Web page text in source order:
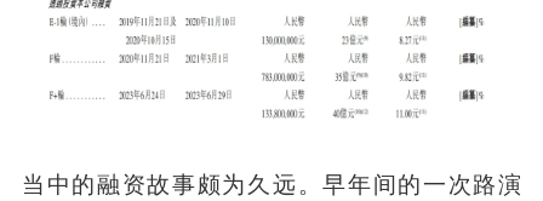
当中的融资故事颇为久远。早年间的一次路演